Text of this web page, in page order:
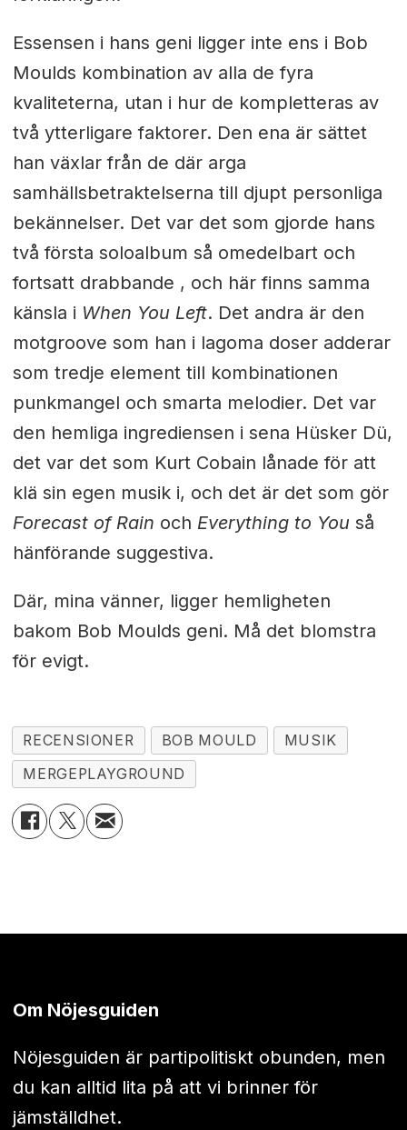
Essensen i hans geni ligger inte ens i Bob
Moulds kombination av alla de fyra
kvaliteterna, utan i hur de kompletteras av
två ytterligare faktorer. Den ena är sättet
han växlar från de där arga
samhällsbetraktelserna till djupt personliga
bekännelser. Det var det som gjorde hans
två första soloalbum så omedelbart och
fortsatt drabbande , och här finns samma
känsla i When You Left. Det andra är den
motgroove som han i lagoma doser adderar
som tredje element till kombinationen
punkmangel och smarta melodier. Det var
den hemliga ingrediensen i sena Hüsker Dü,
det var det som Kurt Cobain lånade för att
klä sin egen musik i, och det är det som gör
Forecast of Rain och Everything to You så
hänförande suggestiva.
Där, mina vänner, ligger hemligheten
bakom Bob Moulds geni. Må det blomstra
för evigt.
RECENSIONER BOB MOULD
MUSIK
MERGEPLAYGROUND
Om Nöjesguiden
Nöjesguiden är partipolitiskt obunden, men
du kan alltid lita på att vi brinner för
jämställdhet.